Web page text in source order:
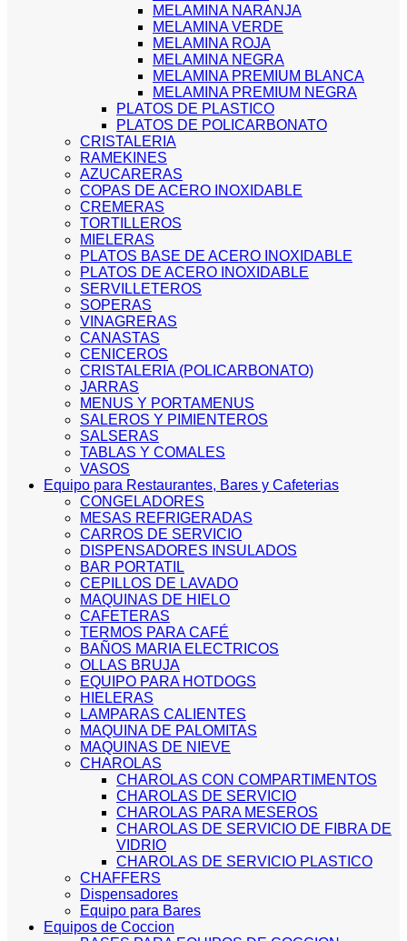
MELAMINA NARANJA
MELAMINA VERDE
MELAMINA ROJA
MELAMINA NEGRA
MELAMINA PREMIUM BLANCA
MELAMINA PREMIUM NEGRA
PLATOS DE PLASTICO
PLATOS DE POLICARBONATO
CRISTALERIA
RAMEKINES
AZUCARERAS
COPAS DE ACERO INOXIDABLE
CREMERAS
TORTILLEROS
MIELERAS
PLATOS BASE DE ACERO INOXIDABLE
PLATOS DE ACERO INOXIDABLE
SERVILLETEROS
SOPERAS
VINAGRERAS
CANASTAS
CENICEROS
CRISTALERIA (POLICARBONATO)
JARRAS
MENUS Y PORTAMENUS
SALEROS Y PIMIENTEROS
SALSERAS
TABLAS Y COMALES
VASOS
Equipo para Restaurantes, Bares y Cafeterias
CONGELADORES
MESAS REFRIGERADAS
CARROS DE SERVICIO
DISPENSADORES INSULADOS
BAR PORTATIL
CEPILLOS DE LAVADO
MAQUINAS DE HIELO
CAFETERAS
TERMOS PARA CAFÉ
BAÑOS MARIA ELECTRICOS
OLLAS BRUJA
EQUIPO PARA HOTDOGS
HIELERAS
LAMPARAS CALIENTES
MAQUINA DE PALOMITAS
MAQUINAS DE NIEVE
CHAROLAS
CHAROLAS CON COMPARTIMENTOS
CHAROLAS DE SERVICIO
CHAROLAS PARA MESEROS
CHAROLAS DE SERVICIO DE FIBRA DE
VIDRIO
CHAROLAS DE SERVICIO PLASTICO
CHAFFERS
Dispensadores
Equipo para Bares
Equipos de Coccion